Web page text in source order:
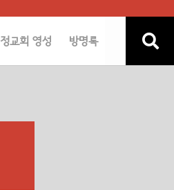
정교회 영성 방명록